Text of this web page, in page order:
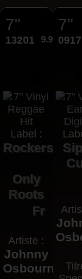
7"
13201 9.95€
Label :
Rockers
Only
Roots
Fr
Artiste :
Johnny
Osbourne
7"